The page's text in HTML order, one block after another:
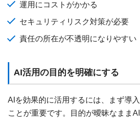
運用にコストがかかる
セキュリティリスク対策が必要
責任の所在が不透明になりやすい
AI活用の目的を明確にする
AIを効果的に活用するには、まず導
ことが重要です。目的が曖昧なまま